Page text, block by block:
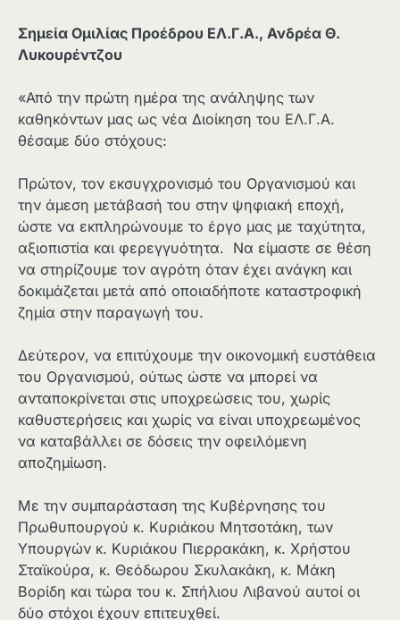
Σημεία Ομιλίας Προέδρου ΕΛ.Γ.Α., Ανδρέα Θ.
Λυκουρέντζου
«Από την πρώτη ημέρα της ανάληψης των
καθηκόντων μας ως νέα Διοίκηση του ΕΛ.Γ.Α.
θέσαμε δύο στόχους:
Πρώτον, τον εκσυγχρονισμό του Οργανισμού και
την άμεση μετάβασή του στην ψηφιακή εποχή,
ώστε να εκπληρώνουμε το έργο μας με ταχύτητα,
αξιοπιστία και φερεγγυότητα. Να είμαστε σε θέση
να στηρίζουμε τον αγρότη όταν έχει ανάγκη και
δοκιμάζεται μετά από οποιαδήποτε καταστροφική
ζημία στην παραγωγή του.
Δεύτερον, να επιτύχουμε την οικονομική ευστάθεια
του Οργανισμού, ούτως ώστε να μπορεί να
ανταποκρίνεται στις υποχρεώσεις του, χωρίς
καθυστερήσεις και χωρίς να είναι υποχρεωμένος
να καταβάλλει σε δόσεις την οφειλόμενη
αποζημίωση.
Με την συμπαράσταση της Κυβέρνησης του
Πρωθυπουργού κ. Κυριάκου Μητσοτάκη, των
Υπουργών κ. Κυριάκου Πιερρακάκη, κ. Χρήστου
Σταϊκούρα, κ. Θεόδωρου Σκυλακάκη, κ. Μάκη
Βορίδη και τώρα του κ. Σπήλιου Λιβανού αυτοί οι
δύο στόχοι έχουν επιτευχθεί.